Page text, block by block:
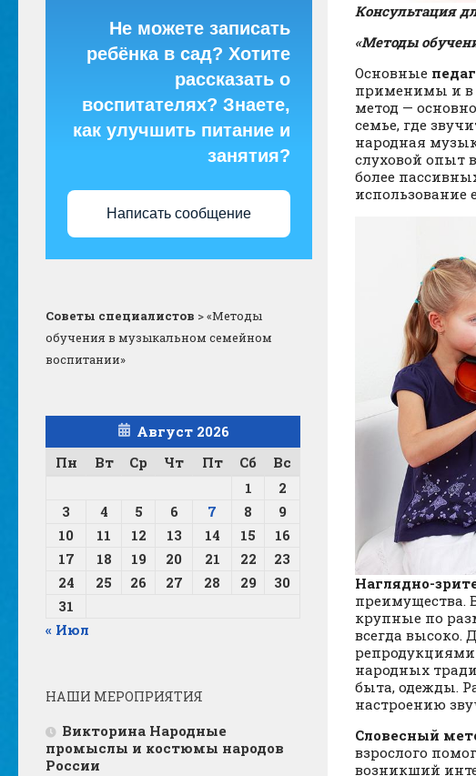
Консультация
«Методы
Основные
применимы и в
метод —
семье, где
народная
слуховой опыт
более
использование
Наглядно-
преимущества.
крупные по
всегда высоко.
репродукциями
народных
быта, одежды.
настроению
Словесный
взрослого
возникший
Не можете записать
ребёнка в сад? Хотите
рассказать о
воспитателях? Знаете,
как улучшить питание и
занятия?
Написать сообщение
Советы специалистов >«Методы
обучения в музыкальном семейном
воспитании»
Август 2026
Пн
Вт Ср Чт Пт Сб
Вс
1
2
3
4 5 6 7 8
9
10
11 12 13 14 15
16
17
18 19 20 21 22
23
24
25 26 27 28 29
30
31
« Июл
НАШИ МЕРОПРИЯТИЯ
Викторина Народные
промыслы и костюмы народов
России